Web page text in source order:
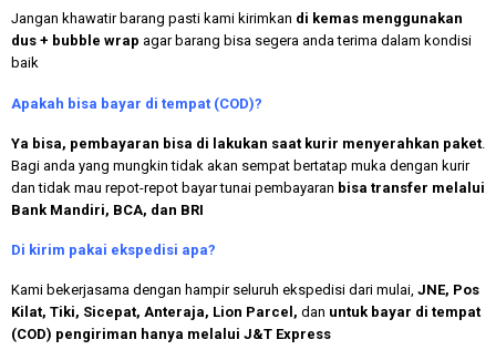
Jangan khawatir barang pasti kami kirimkan di kemas menggunakan
dus + bubble wrap agar barang bisa segera anda terima dalam kondisi
baik
Apakah bisa bayar di tempat (COD)?
Ya bisa, pembayaran bisa di lakukan saat kurir menyerahkan paket
Bagi anda yang mungkin tidak akan sempat bertatap muka dengan kurir
dan tidak mau repot-repot bayar tunai pembayaran bisa transfer melalui
Bank Mandiri, BCA, dan BRI
Di kirim pakai ekspedisi apa?
Kami bekerjasama dengan hampir seluruh ekspedisi dari mulai, JNE, Pos
Kilat, Tiki, Sicepat, Anteraja, Lion Parcel, dan untuk bayar di tempat
(COD) pengiriman hanya melalui J&T Express